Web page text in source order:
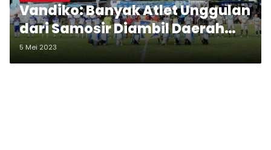
Vandiko: Banyak Atlet Unggulan
dari Samosir Diambil Daerah
Lain
5 Mei 2023